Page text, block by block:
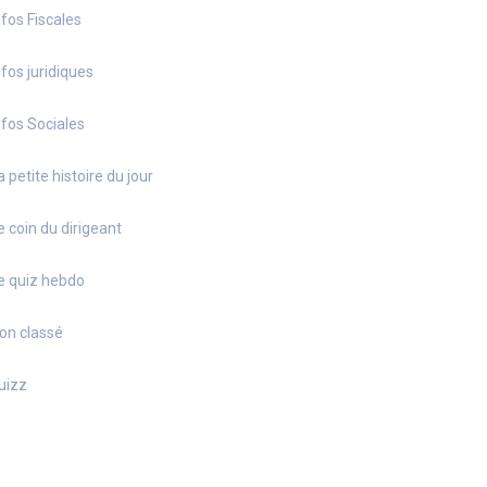
Fiscales
juridiques
Sociales
petite histoire du jour
coin du dirigeant
quiz hebdo
classé